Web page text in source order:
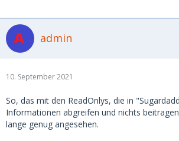
admin
10. September 2021
So, das mit den ReadOnlys, die in
Informationen abgreifen und nichts
lange genug angesehen.